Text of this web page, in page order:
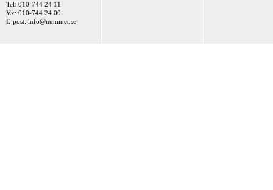
Tel: 010-744 24 11
Vx: 010-744 24 00
E-post: info@nummer.se